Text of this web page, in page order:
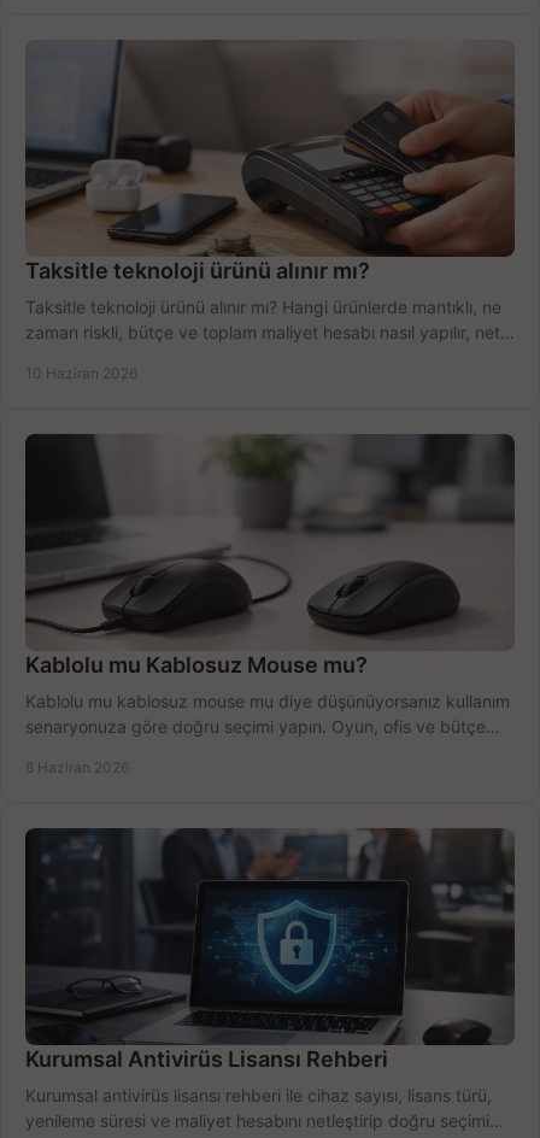
Taksitle teknoloji ürünü alınır mı?
Taksitle teknoloji ürünü alınır mı? Hangi ürünlerde mantıklı, ne
zaman riskli, bütçe ve toplam maliyet hesabı nasıl yapılır, net
10 Haziran 2026
Kablolu mu Kablosuz Mouse mu?
Kablolu mu kablosuz mouse mu diye düşünüyorsanız kullanım
senaryonuza göre doğru seçimi yapın. Oyun, ofis ve bütçe
8 Haziran 2026
Kurumsal Antivirüs Lisansı Rehberi
Kurumsal antivirüs lisansı rehberi ile cihaz sayısı, lisans türü,
yenileme süresi ve maliyet hesabını netleştirip doğru seçimi